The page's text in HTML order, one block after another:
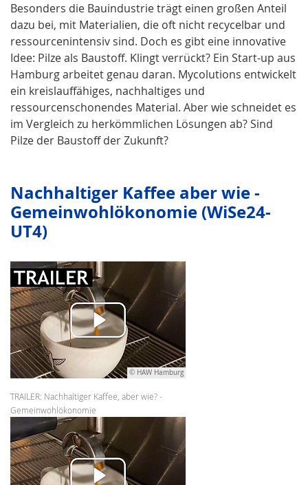
Besonders die Bauindustrie trägt einen großen Anteil
dazu bei, mit Materialien, die oft nicht recycelbar und
ressourcenintensiv sind. Doch es gibt eine innovative
Idee: Pilze als Baustoff. Klingt verrückt? Ein Start-up aus
Hamburg arbeitet genau daran. Mycolutions entwickelt
ein kreislauffähiges, nachhaltiges und
ressourcenschonendes Material. Aber wie schneidet es
im Vergleich zu herkömmlichen Lösungen ab? Sind
Pilze der Baustoff der Zukunft?
Nach­hal­tiger Kaffee aber wie -
Gemeinwohlökonomie (WiSe24-
UT4)
© HAW Hamburg
TRAILER: Nachhaltiger Kaffee, aber wie? -
Gemeinwohlökonomie